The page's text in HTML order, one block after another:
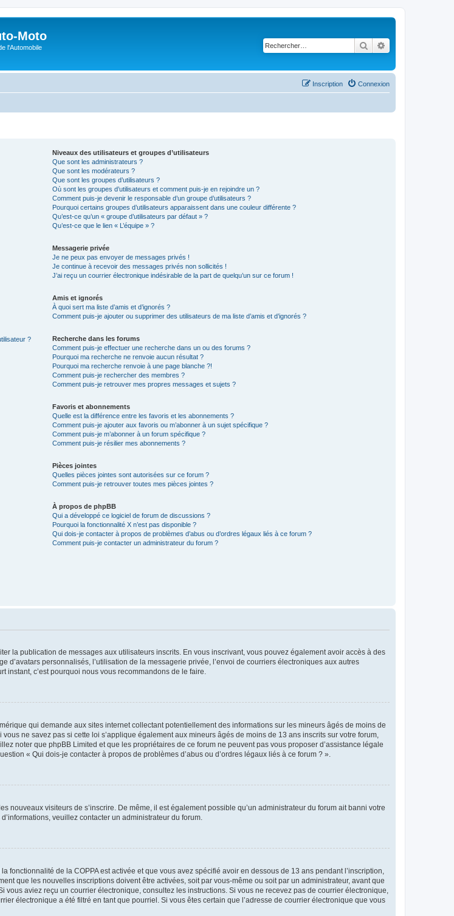
Moto
l'Automobile Rechercher
Connexion
Inscription
?
Niveaux des utilisateurs et groupes d’utilisateurs
Que sont les administrateurs ?
Que sont les modérateurs ?
Que sont les groupes d’utilisateurs ?
Où sont les groupes d’utilisateurs et comment puis-je en rejoindre un ?
Comment puis-je devenir le responsable d’un groupe d’utilisateurs ?
Pourquoi certains groupes d’utilisateurs apparaissent dans une couleur différente ?
Qu’est-ce qu’un « groupe d’utilisateurs par défaut » ?
Qu’est-ce que le lien « L’équipe » ?
Messagerie privée
Je ne peux pas envoyer de messages privés !
Je continue à recevoir des messages privés non sollicités !
J’ai reçu un courrier électronique indésirable de la part de quelqu’un sur ce forum !
Amis et ignorés
À quoi sert ma liste d’amis et d’ignorés ?
Comment puis-je ajouter ou supprimer des utilisateurs de ma liste d’amis et d’ignorés ?
Recherche dans les forums
Comment puis-je effectuer une recherche dans un ou des forums ?
Pourquoi ma recherche ne renvoie aucun résultat ?
Pourquoi ma recherche renvoie à une page blanche ?!
Comment puis-je rechercher des membres ?
Comment puis-je retrouver mes propres messages et sujets ?
Favoris et abonnements
Quelle est la différence entre les favoris et les abonnements ?
Comment puis-je ajouter aux favoris ou m’abonner à un sujet spécifique ?
Comment puis-je m’abonner à un forum spécifique ?
Comment puis-je résilier mes abonnements ?
Pièces jointes
Quelles pièces jointes sont autorisées sur ce forum ?
Comment puis-je retrouver toutes mes pièces jointes ?
À propos de phpBB
Qui a développé ce logiciel de forum de discussions ?
Pourquoi la fonctionnalité X n’est pas disponible ?
Qui dois-je contacter à propos de problèmes d’abus ou d’ordres légaux liés à ce forum ?
Comment puis-je contacter un administrateur du forum ?
la publication de messages aux utilisateurs inscrits. En vous inscrivant, vous pouvez également avoir accès à des
personnalisés, l’utilisation de la messagerie privée, l’envoi de courriers électroniques aux autres
instant, c’est pourquoi nous vous recommandons de le faire.
qui demande aux sites internet collectant potentiellement des informations sur les mineurs âgés de moins de
ne savez pas si cette loi s’applique également aux mineurs âgés de moins de 13 ans inscrits sur votre forum,
noter que phpBB Limited et que les propriétaires de ce forum ne peuvent pas vous proposer d’assistance légale
« Qui dois-je contacter à propos de problèmes d’abus ou d’ordres légaux liés à ce forum ? ».
nouveaux visiteurs de s’inscrire. De même, il est également possible qu’un administrateur du forum ait banni votre
veuillez contacter un administrateur du forum.
fonctionnalité de la COPPA est activée et que vous avez spécifié avoir en dessous de 13 ans pendant l’inscription,
que les nouvelles inscriptions doivent être activées, soit par vous-même ou soit par un administrateur, avant que
aviez reçu un courrier électronique, consultez les instructions. Si vous ne recevez pas de courrier électronique,
électronique a été filtré en tant que pourriel. Si vous êtes certain que l’adresse de courrier électronique que vous